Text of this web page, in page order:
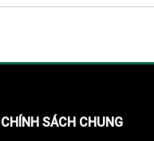
CHÍNH SÁCH CHUNG